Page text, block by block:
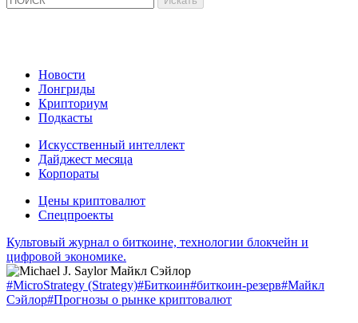
Новости
Лонгриды
Крипториум
Подкасты
Искусственный интеллект
Дайджест месяца
Корпораты
Цены криптовалют
Спецпроекты
Культовый журнал о биткоине, технологии блокчейн и
цифровой экономике.
#MicroStrategy (Strategy)#Биткоин#биткоин-резерв#Майкл
Сэйлор#Прогнозы о рынке криптовалют